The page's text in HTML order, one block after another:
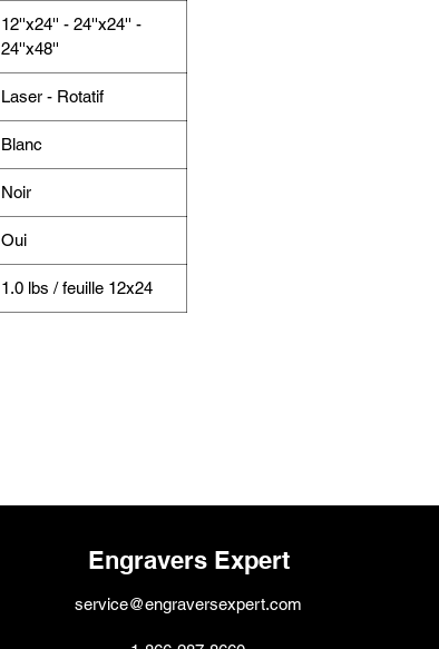
12''x24'' - 24''x24'' -
24''x48''
Laser - Rotatif
Blanc
Noir
Oui
1.0 lbs / feuille 12x24
Engravers Expert
service@engraversexpert.com